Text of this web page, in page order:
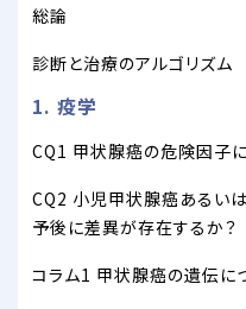
総論
診断と治療のアルゴリズム
1. 疫学
CQ1 甲状腺癌の危険因子
CQ2 小児甲状腺癌あるい
予後に差異が存在するか？
コラム1 甲状腺癌の遺伝に